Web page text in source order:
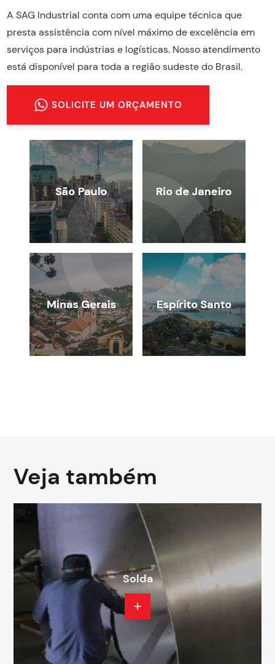
A SAG Industrial conta com uma equipe técnica que
presta assistência com nível máximo de excelência em
serviços para indústrias e logísticas. Nosso atendimento
está disponível para toda a região sudeste do Brasil.
SOLICITE UM ORÇAMENTO
Veja também
Solda